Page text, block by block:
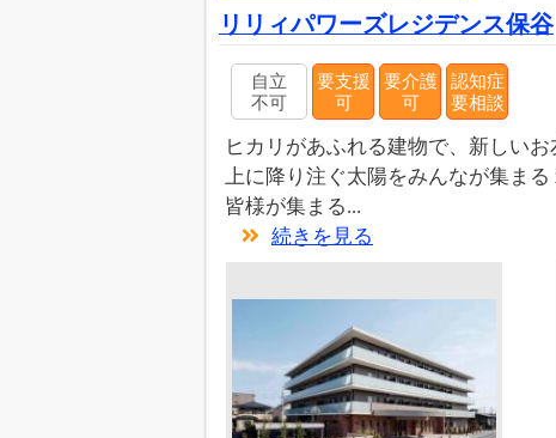
リリィパワーズレジデンス保谷
自立
不可
要支援
可
要介護
可
認知症
要相談
ヒカリがあふれる建物で、新しい
上に降り注ぐ太陽をみんなが集ま
皆様が集まる...
続きを見る